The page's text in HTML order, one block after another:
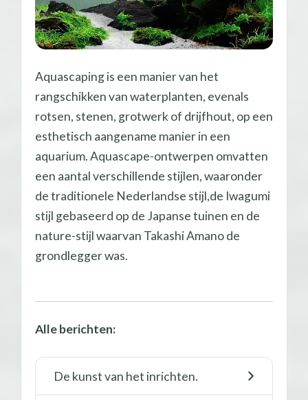
Aquascaping is een manier van het
rangschikken van waterplanten, evenals
rotsen, stenen, grotwerk of drijfhout, op een
esthetisch aangename manier in een
aquarium. Aquascape-ontwerpen omvatten
een aantal verschillende stijlen, waaronder
de traditionele Nederlandse stijl,de Iwagumi
stijl gebaseerd op de Japanse tuinen en de
nature-stijl waarvan Takashi Amano de
grondlegger was.
Alle berichten:
De kunst van het inrichten.